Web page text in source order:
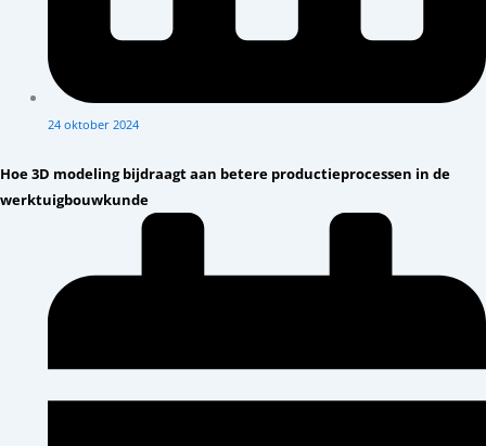
24 oktober 2024
Hoe 3D modeling bijdraagt aan betere productieprocessen in de
werktuigbouwkunde